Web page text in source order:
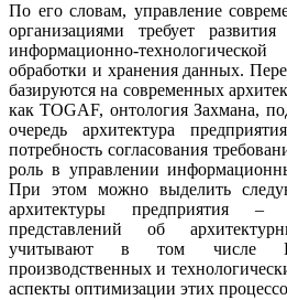
По его словам, управление
организациями требует
информационно-
обработки и хранения данных.
базируются на современных
как TOGAF, онтология Захмана,
очередь архитектура
потребность согласования
роль в управлении
При этом можно выделить
архитектуры предприятия –
представлений об
учитывают в том числе
производственных и
аспекты оптимизации этих